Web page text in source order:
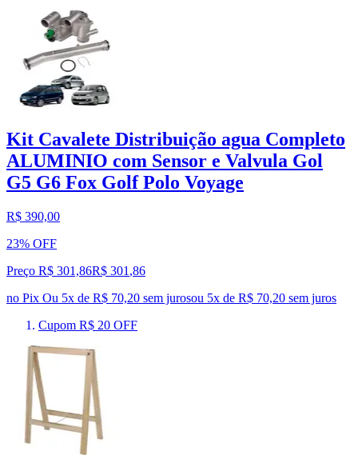
Kit Cavalete Distribuição agua Completo
ALUMINIO com Sensor e Valvula Gol
G5 G6 Fox Golf Polo Voyage
R$ 390,00
23% OFF
Preço R$ 301,86R$ 301 ,86
no Pix Ou 5x de R$ 70,20 sem jurosou 5x de R$ 70,20 sem juros
Cupom R$ 20 OFF